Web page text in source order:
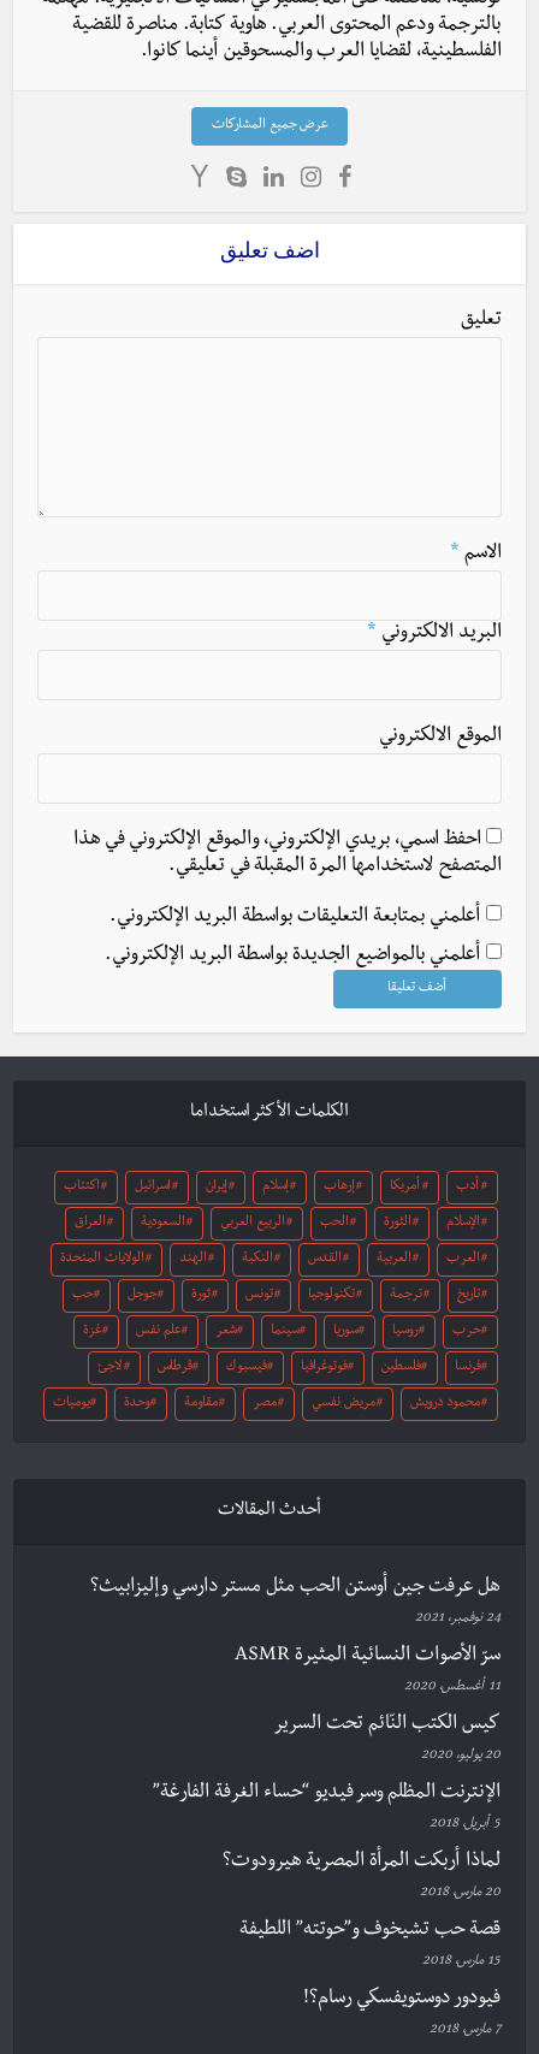
بالترجمة ودعم المحتوى العربي. هاوية كتابة. مناصرة للقضية
الفلسطينية، لقضايا العرب والمسحوقين أينما كانوا.
عرض جميع المشاركات
اضف تعليق
تعليق
الاسم *
البريد الالكتروني *
الموقع الالكتروني
احفظ اسمي، بريدي الإلكتروني، والموقع الإلكتروني في هذا
المتصفح لاستخدامها المرة المقبلة في تعليقي.
أعلمني بمتابعة التعليقات بواسطة البريد الإلكتروني.
أعلمني بالمواضيع الجديدة بواسطة البريد الإلكتروني.
الكلمات الأكثر استخداما
أدب أمريكا إرهاب إسلام إيران اسرائيل اكتئاب
الإسلام الثورة الحب الربيع العربي السعودية العراق
العرب العربية القدس النكبة الهند الولايات المتحدة
تاريخ ترجمة تكنولوجيا تونس ثورة جوجل حب
حرب روسيا سوريا سينما شعر علم نفس غزة
فرنسا فلسطين فوتوغرافيا فيسبوك قرطاس لاجئ
محمود درويش مريض نفسي مصر مقاومة وحدة يوميات
أحدث المقالات
هل عرفت جين أوستن الحب مثل مستر دارسي وإليزابيث؟
24 نوفمبر، 2021
سرّ الأصوات النسائية المثيرة ASMR
11 أغسطس، 2020
كيس الكتب النّائم تحت السرير
20 يوليو، 2020
الإنترنت المظلم وسر فيديو “حساء الغرفة الفارغة”
5 أبريل، 2018
لماذا أربكت المرأة المصرية هيرودوت؟
20 مارس، 2018
قصة حب تشيخوف و”حوتته” اللطيفة
15 مارس، 2018
فيودور دوستويفسكي رسام؟!
7 مارس، 2018